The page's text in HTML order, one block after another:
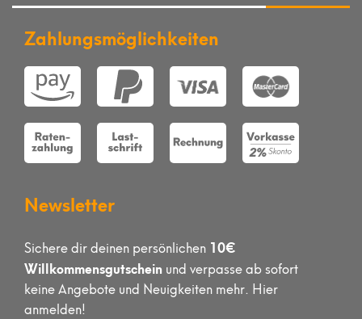
Zahlungsmöglichkeiten
Newsletter
Sichere dir deinen persönlichen 10€
Willkommensgutschein und verpasse ab sofort
keine Angebote und Neuigkeiten mehr. Hier
anmelden!